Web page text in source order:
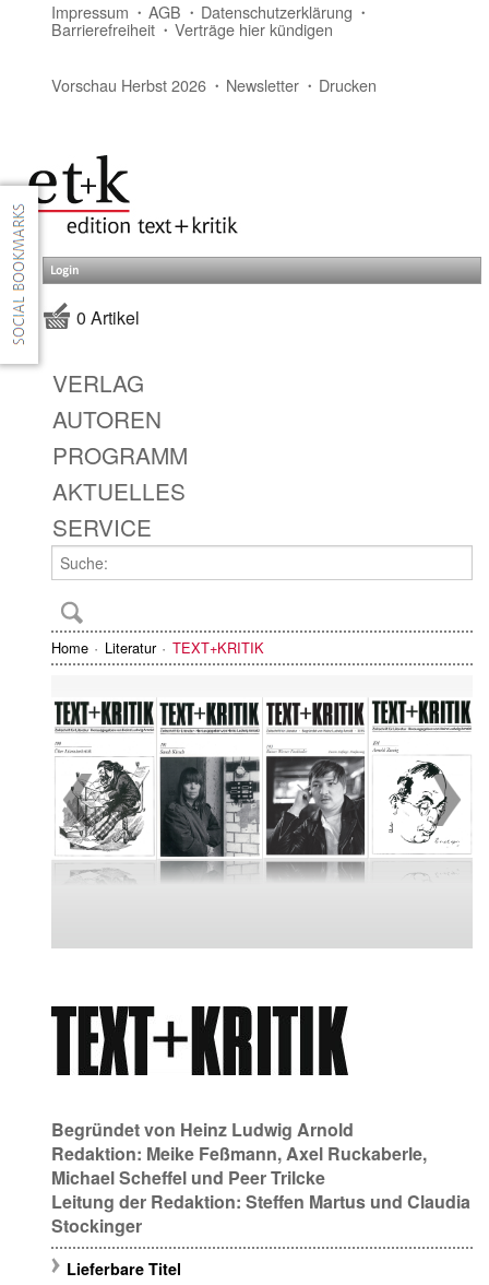
Impressum AGB Datenschutzerklärung
Barrierefreiheit Verträge hier kündigen
Vorschau Herbst 2026 Newsletter Drucken
Login
0 Artikel
VERLAG
AUTOREN
PROGRAMM
AKTUELLES
SERVICE
Home Literatur TEXT+KRITIK
Begründet von Heinz Ludwig Arnold
Redaktion: Meike Feßmann,Axel Ruckaberle,
Michael Scheffel und Peer Trilcke
Leitung der Redaktion: Steffen Martus und Claudia
Stockinger
Lieferbare Titel